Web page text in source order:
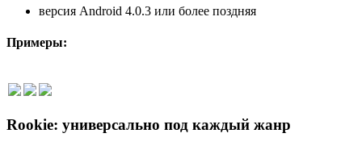
версия Android 4.0.3 или более поздняя
Примеры:
Rookie: универсально под каждый жанр